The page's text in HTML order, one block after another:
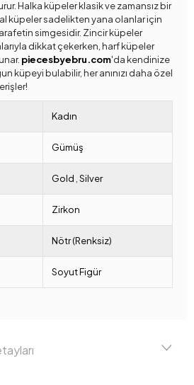
Halka küpeler klasik ve zamansız bir
küpeler sadelikten yana olanlar için
simgesidir. Zincir küpeler
dikkat çekerken, harf küpeler
piecesbyebru.com'da kendinize
küpeyi bulabilir, her anınızı daha özel
Kadın
Gümüş
Gold Silver
Zirkon
Nötr (Renksiz)
Soyut Figür